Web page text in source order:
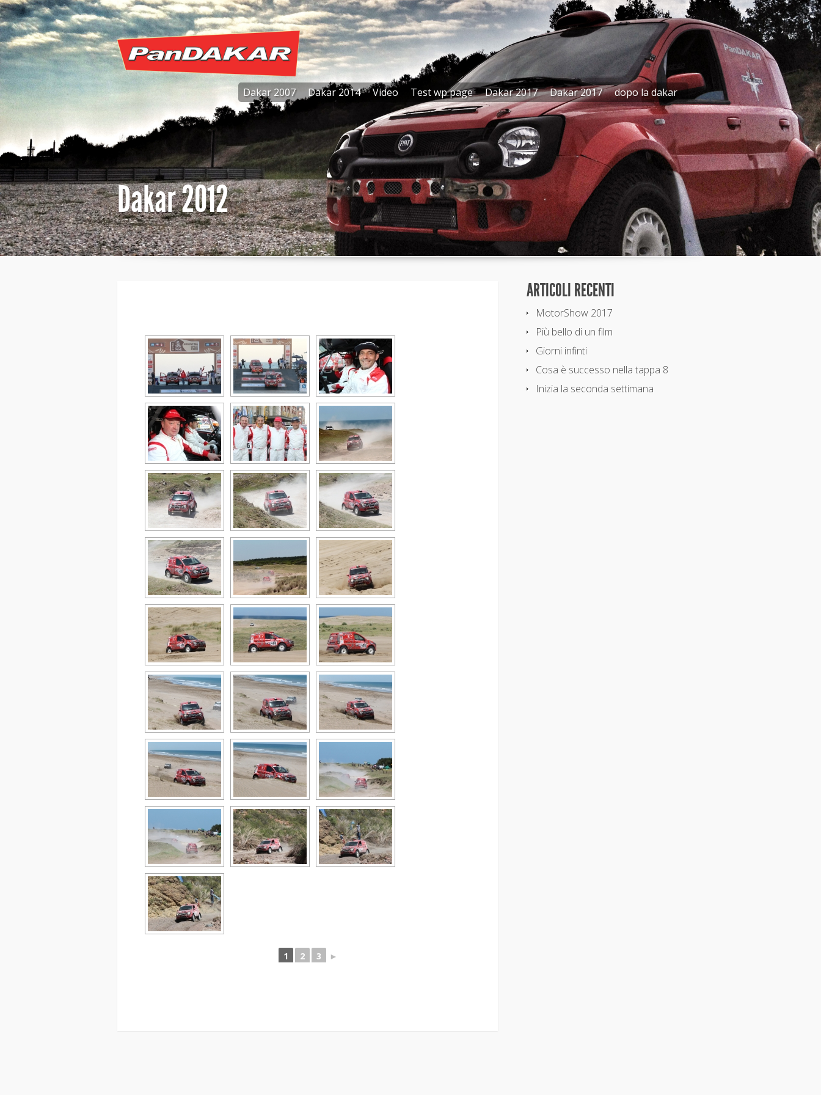
Dakar 2007 Dakar 2014 Video Test wp page Dakar 2017 Dakar 2017 dopo la dakar
Dakar 2012
1 2 3 ►
ARTICOLI RECENTI
MotorShow 2017
Più bello di un film
Giorni infinti
Cosa è successo nella tappa 8
Inizia la seconda settimana